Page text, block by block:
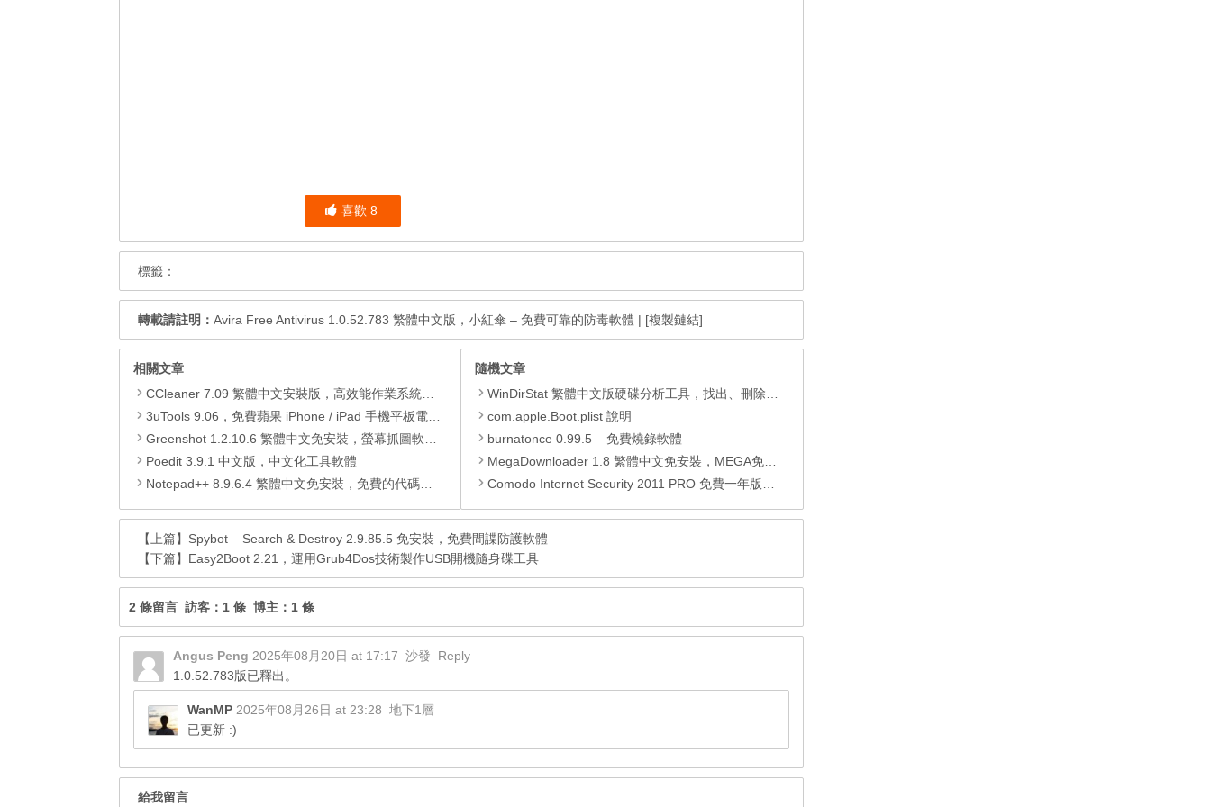
喜歡 8
標籤：
轉載請註明： Avira Free Antivirus 1.0.52.783 繁體中文版，小紅傘 – 免費可靠的防毒軟體 | [複製鏈結]
相關文章
CCleaner 7.09 繁體中文安裝版，高效能作業系統清理軟體
3uTools 9.06，免費蘋果 iPhone / iPad 手機平板電腦管理備份還原軟體
Greenshot 1.2.10.6 繁體中文免安裝，螢幕抓圖軟體，1.3.315 安裝版
Poedit 3.9.1 中文版，中文化工具軟體
Notepad++ 8.9.6.4 繁體中文免安裝，免費的代碼編輯器
隨機文章
WinDirStat 繁體中文版硬碟分析工具，找出、刪除超大檔案
com.apple.Boot.plist 說明
burnatonce 0.99.5 – 免費燒錄軟體
MegaDownloader 1.8 繁體中文免安裝，MEGA免費空間下載器
Comodo Internet Security 2011 PRO 免費一年版（含防毒軟體、防火牆）
【上篇】 Spybot – Search & Destroy 2.9.85.5 免安裝，免費間諜防護軟體
【下篇】 Easy2Boot 2.21，運用Grub4Dos技術製作USB開機隨身碟工具
2 條留言 訪客：1 條 博主：1 條
Angus Peng 2025年08月20日 at 17:17 沙發
Reply
1.0.52.783版已釋出。
WanMP 2025年08月26日 at 23:28 地下1層
已更新 :)
給我留言